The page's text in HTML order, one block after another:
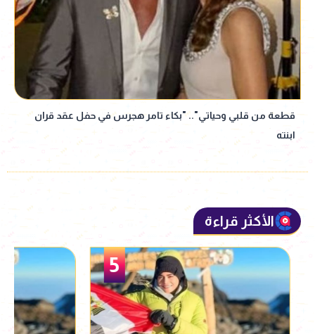
قطعة من قلبي وحياتي".. "بكاء تامر هجرس في حفل عقد قران
ابنته
الأكثر قراءة
5